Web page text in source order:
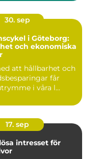
30. sep
i Göteborg:
och ekonomiska
att hållbarhet och
får
i våra l...
17. sep
intresset för